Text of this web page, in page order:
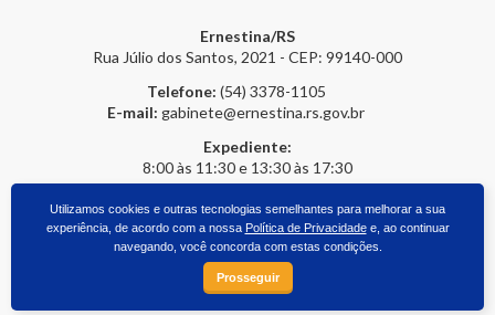
Ernestina/RS
Rua Júlio dos Santos, 2021 - CEP: 99140-000
Telefone: (54) 3378-1105
E-mail: gabinete@ernestina.rs.gov.br
Expediente:
8:00 às 11:30 e 13:30 às 17:30
2026 © Prefeitura Online- Todos os direitos reservados.
Utilizamos cookies e outras tecnologias semelhantes para melhorar a sua
experiência, de acordo com a nossa Política de Privacidadee, ao continuar
navegando, você concorda com estas condições.
Prosseguir